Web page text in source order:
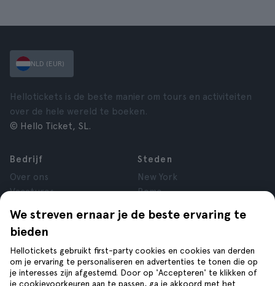
We streven ernaar je de beste ervaring te
bieden
Hellotickets gebruikt first-party cookies en cookies van derden
om je ervaring te personaliseren en advertenties te tonen die op
je interesses zijn afgestemd. Door op 'Accepteren' te klikken of
je cookievoorkeuren aan te passen, ga je akkoord met het
NLD (EUR)
Hellotickets is de beste manier om tours en activiteiten
over de hele wereld te boeken.
© Hello Ticket, SL.
Bedrijf
Over ons
Vacatures
Reviews
Privacy
Voorwaarden
Juridische kennisgeving
Cookies
Steden
New York
Rome
Londen
Krakau
Tenerife